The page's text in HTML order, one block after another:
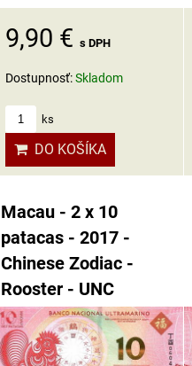
9,90 €s DPH
Dostupnosť:Skladom
ks
DO KOŠÍKA
Macau - 2 x 10
patacas - 2017 -
Chinese Zodiac -
Rooster - UNC